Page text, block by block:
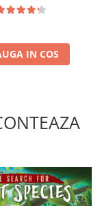
IN COS